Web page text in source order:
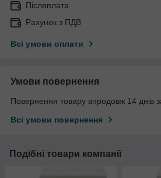
Післяплата
Рахунок з ПДВ
Всі умови оплати
Умови повернення
Повернення товару впродовж 14 днів
Всі умови повернення
Подібні товари компанії